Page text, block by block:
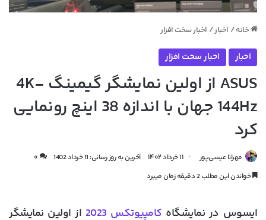
خانه / اخبار/ اخبار سخت افزار
اخبار اخبار سخت افزار
ASUS از اولین نمایشگر گیمینگ 4K-
144Hz جهان با اندازه 38 اینچ رونمایی
کرد
مهرانا عیسی‌پور ۱۱ خرداد ۱۴۰۲ آخرین به روز رسانی: 11 خرداد 1402
۰
خواندن این مطلب 2 دقیقه زمان میبرد
ایسوس در نمایشگاه کامپیوتکس 2023
از اولین نمایشگر